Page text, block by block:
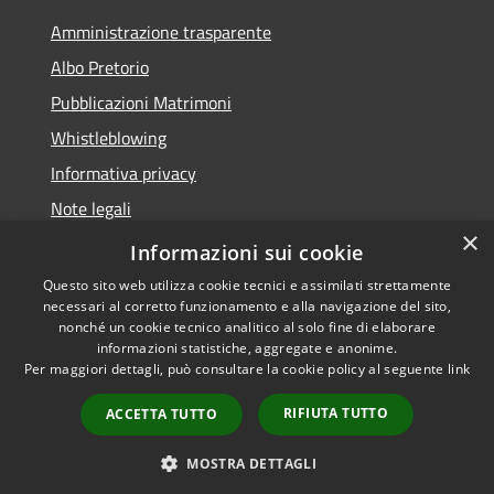
Amministrazione trasparente
Albo Pretorio
Pubblicazioni Matrimoni
Whistleblowing
Informativa privacy
Note legali
Dichiarazione di accessibilità
Accessibilità
Copyright © 2026 • Comune di
Montegranaro • Powered by
Municipium•
Accesso
redazione
×
Informazioni sui cookie
Questo sito web utilizza cookie tecnici e assimilati strettamente
necessari al corretto funzionamento e alla navigazione del sito,
nonché un cookie tecnico analitico al solo fine di elaborare
informazioni statistiche, aggregate e anonime.
Per maggiori dettagli, può consultare la cookie policy al seguente link
ACCETTA TUTTO RIFIUTA TUTTO
MOSTRA DETTAGLI